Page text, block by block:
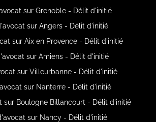
sur Grenoble - Délit d'initié
sur Angers - Délit d'initié
sur Aix en Provence - Délit d'initié
sur Amiens - Délit d'initié
sur Villeurbanne - Délit d'initié
sur Nanterre - Délit d'initié
sur Boulogne Billancourt - Délit d'initié
sur Nancy - Délit d'initié